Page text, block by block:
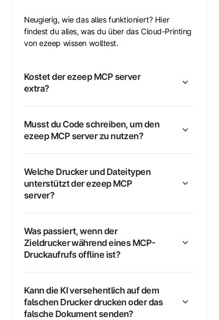
Neugierig, wie das alles funktioniert? Hier
findest du alles, was du über das Cloud-Printing
von ezeep wissen wolltest.
Kostet der ezeep MCP server
extra?
Musst du Code schreiben, um den
ezeep MCP server zu nutzen?
Welche Drucker und Dateitypen
unterstützt der ezeep MCP
server?
Was passiert, wenn der
Zieldrucker während eines MCP-
Druckaufrufs offline ist?
Kann die KI versehentlich auf dem
falschen Drucker drucken oder das
falsche Dokument senden?